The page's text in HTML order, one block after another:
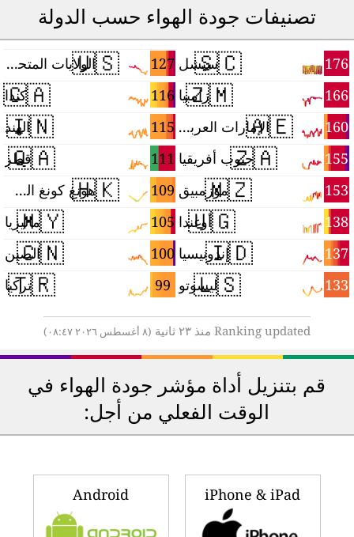
تصنيفات جودة الهواء حسب الدولة
🇸🇨 176 سيشل
🇿🇲 166 زامبيا
🇦🇪 160 الإمارات العربية المتحدة
🇿🇦 155 جنوب أفريقيا
🇲🇿 153 موزمبيق
🇺🇬 138 أوغندا
🇮🇩 137 إندونيسيا
🇱🇸 133 ليسوتو
🇺🇸 127 الولايات المتحدة
🇨🇦 116 كندا
🇮🇳 115 الهند
🇶🇦 111 قطر
🇭🇰 109 هونغ كونغ الصينية (منطقة إدارية خاصة)
🇲🇾 105 ماليزيا
🇨🇳 100 الصين
🇹🇷 99 تركيا
Ranking updated منذ ٢٣ ثانية
قم بتنزيل أداة مؤشر جودة الهواء في
الوقت الفعلي من أجل:
iPhone & iPad
Android